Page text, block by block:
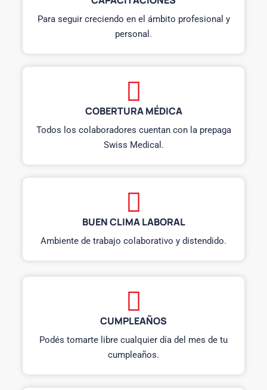
Para seguir creciendo en el ámbito profesional y
personal.
COBERTURA MÉDICA
Todos los colaboradores cuentan con la prepaga
Swiss Medical.
BUEN CLIMA LABORAL
Ambiente de trabajo colaborativo y distendido.
CUMPLEAÑOS
Podés tomarte libre cualquier día del mes de tu
cumpleaños.